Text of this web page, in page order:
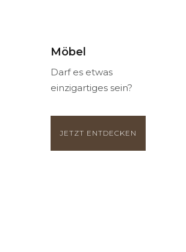
Möbel
Darf es etwas
einzigartiges sein?
JETZT ENTDECKEN